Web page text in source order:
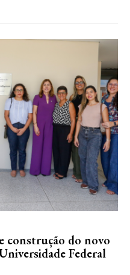
construção do novo
Federal